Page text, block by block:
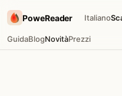
PoweReader
GuidaBlogNovitàPrezzi
Italiano